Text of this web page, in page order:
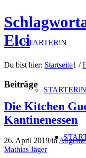
STARTERiN
Elci
Du bist hier: Startseite1 /
Beiträge
Die Kitchen
Kantinenessen
26. April 2019/in
Mathias Jäger